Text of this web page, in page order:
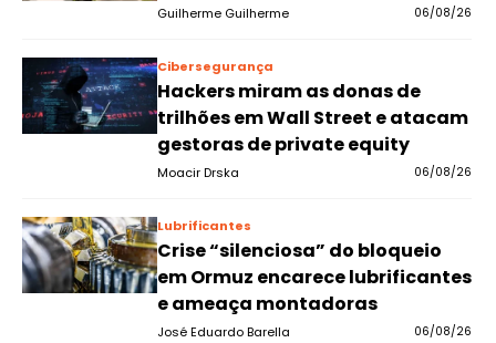
Guilherme Guilherme 06/08/26
Cibersegurança
Hackers miram as donas de
trilhões em Wall Street e atacam
gestoras de private equity
Moacir Drska 06/08/26
Lubrificantes
Crise “silenciosa” do bloqueio
em Ormuz encarece lubrificantes
e ameaça montadoras
José Eduardo Barella 06/08/26